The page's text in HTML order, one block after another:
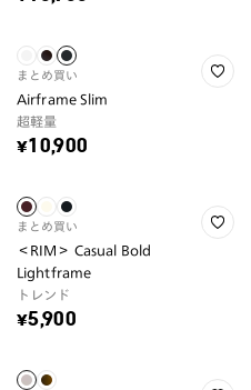
まとめ買い
Airframe Slim
超軽量
¥10,900
まとめ買い
＜RIM＞ Casual Bold
Lightframe
トレンド
¥5,900